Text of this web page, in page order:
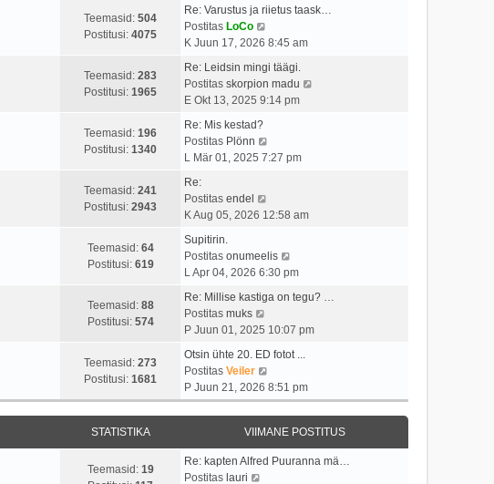
t
i
u
t
o
t
i
u
i
m
s
t
p
t
s
t
v
i
m
p
t
u
s
t
Teemasid: 504
Postitusi: 4075
Re: Varustus ja riietus taask…
Postitas LoCo
a
t
a
v
i
m
p
s
t
t
s
t
K Juun 17, 2026 8:45 am
Teemasid: 283
Postitusi: 1965
Re: Leidsin mingi täägi.
Postitas skorpion madu
o
t
E Okt 13, 2025 9:14 pm
Teemasid: 196
Postitusi: 1340
Re: Mis kestad?
Postitas Plönn
a
v
i
m
s
p
o
t
i
t
u
s
L Mär 01, 2025 7:27 pm
Teemasid: 241
Postitusi: 2943
Re:
Postitas endel
a
a
v
i
m
s
p
s
i
K Aug 05, 2026 12:58 am
Teemasid: 64
Postitusi: 619
Supitirin.
Postitas onumeelis
a
t
v
i
m
a
s
t
p
o
L Apr 04, 2026 6:30 pm
Teemasid: 88
Postitusi: 574
Re: Millise kastiga on tegu? …
Postitas muks
a
t
a
v
i
a
P Juun 01, 2025 10:07 pm
Teemasid: 273
Postitusi: 1681
Otsin ühte 20. ED fotot ...
Postitas Veiler
a
a
t
a
v
P Juun 21, 2026 8:51 pm
STATISTIKA VIIMANE POSTITUS
Teemasid: 19
Re: kapten Alfred Puuranna mä…
Postitas lauri